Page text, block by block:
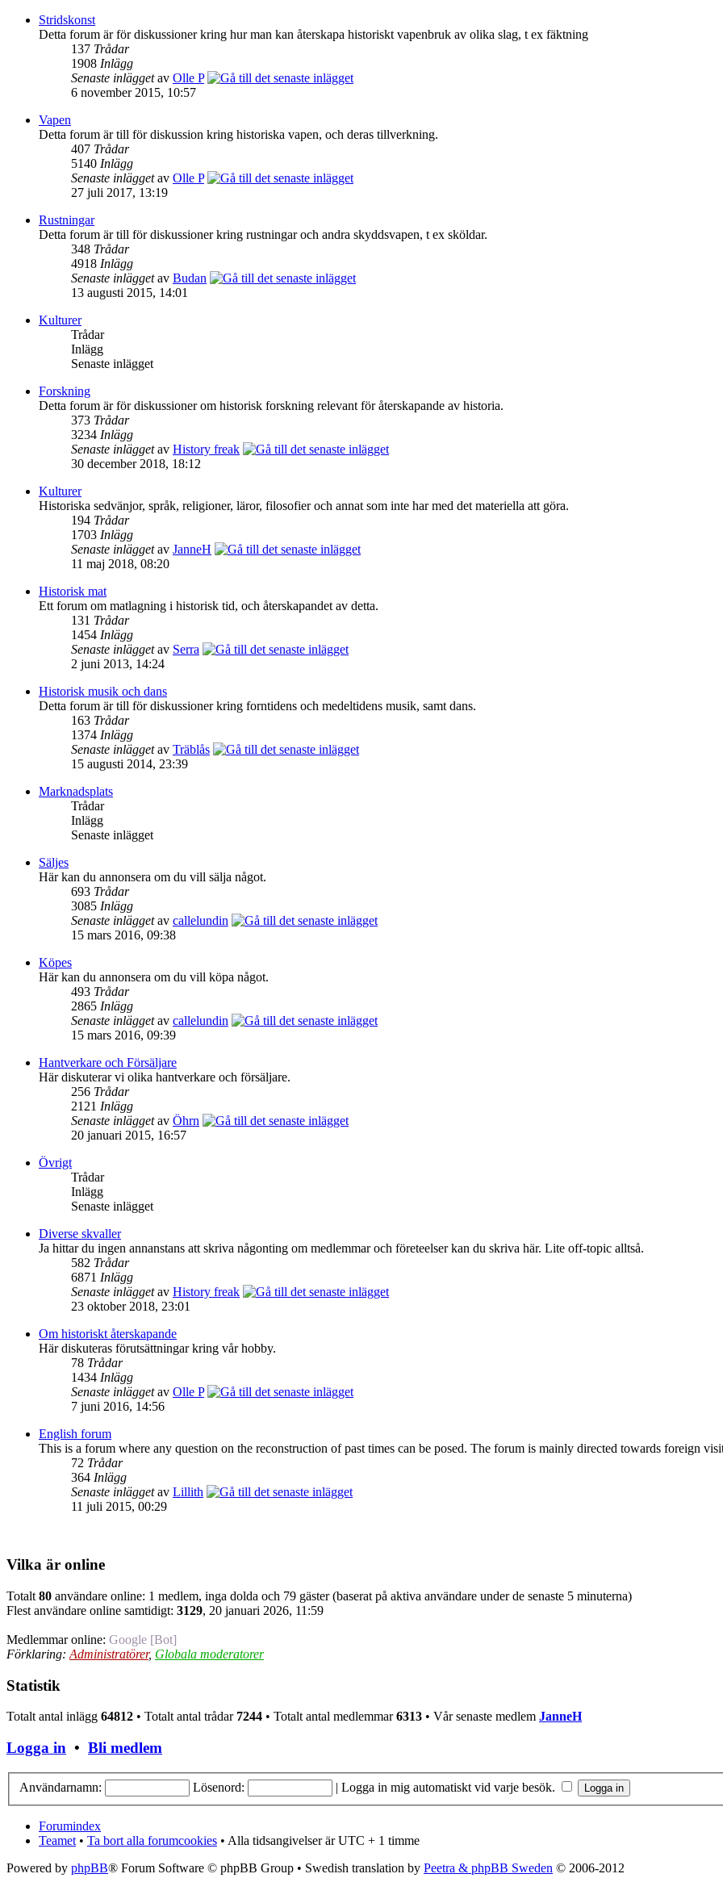
Stridskonst
Detta forum är för diskussioner kring hur man kan återskapa historiskt vapenbruk av olika slag, t ex fäktning
137 Trådar
1908 Inlägg
Senaste inläggetav Olle P
6 november 2015, 10:57
Vapen
Detta forum är till för diskussion kring historiska vapen, och deras tillverkning.
407 Trådar
5140 Inlägg
Senaste inläggetav Olle P
27 juli 2017, 13:19
Rustningar
Detta forum är till för diskussioner kring rustningar och andra skyddsvapen, t ex sköldar.
348 Trådar
4918 Inlägg
Senaste inläggetav Budan
13 augusti 2015, 14:01
Kulturer
Trådar
Inlägg
Senaste inlägget
Forskning
Detta forum är för diskussioner om historisk forskning relevant för återskapande av historia.
373 Trådar
3234 Inlägg
Senaste inläggetav History freak
30 december 2018, 18:12
Kulturer
Historiska sedvänjor, språk, religioner, läror, filosofier och annat som inte har med det materiella att göra.
194 Trådar
1703 Inlägg
Senaste inläggetav JanneH
11 maj 2018, 08:20
Historisk mat
Ett forum om matlagning i historisk tid, och återskapandet av detta.
131 Trådar
1454 Inlägg
Senaste inläggetav Serra
2 juni 2013, 14:24
Historisk musik och dans
Detta forum är till för diskussioner kring forntidens och medeltidens musik, samt dans.
163 Trådar
1374 Inlägg
Senaste inläggetav Träblås
15 augusti 2014, 23:39
Marknadsplats
Trådar
Inlägg
Senaste inlägget
Säljes
Här kan du annonsera om du vill sälja något.
693 Trådar
3085 Inlägg
Senaste inläggetav callelundin
15 mars 2016, 09:38
Köpes
Här kan du annonsera om du vill köpa något.
493 Trådar
2865 Inlägg
Senaste inläggetav callelundin
15 mars 2016, 09:39
Hantverkare och Försäljare
Här diskuterar vi olika hantverkare och försäljare.
256 Trådar
2121 Inlägg
Senaste inläggetav Öhrn
20 januari 2015, 16:57
Övrigt
Trådar
Inlägg
Senaste inlägget
Diverse skvaller
Ja hittar du ingen annanstans att skriva någonting om medlemmar och företeelser kan du skriva här. Lite off-topic alltså.
582 Trådar
6871 Inlägg
Senaste inläggetav History freak
23 oktober 2018, 23:01
Om historiskt återskapande
Här diskuteras förutsättningar kring vår hobby.
78 Trådar
1434 Inlägg
Senaste inläggetav Olle P
7 juni 2016, 14:56
English forum
This is a forum where any question on the reconstruction of past times can be posed. The forum is mainly directed towards foreign
72 Trådar
364 Inlägg
Senaste inläggetav Lillith
11 juli 2015, 00:29
Vilka är online
Totalt 80 användare online: 1 medlem, inga dolda och 79 gäster (baserat på aktiva användare under de senaste 5 minuterna)
Flest användare online samtidigt: 3129, 20 januari 2026, 11:59
Medlemmar online: Google [Bot]
Förklaring: Administratörer, Globala moderatorer
Statistik
Totalt antal inlägg 64812 • Totalt antal trådar 7244 • Totalt antal medlemmar6313 • Vår senaste medlem JanneH
Logga in • Bli medlem
Användarnamn: Lösenord: | Logga in mig automatiskt vid varje besök.
Forumindex
Teamet • Ta bort alla forumcookies • Alla tidsangivelser är UTC + 1 timme
Powered by phpBB® Forum Software © phpBB Group • Swedish translation by Peetra & phpBB Sweden © 2006-2012